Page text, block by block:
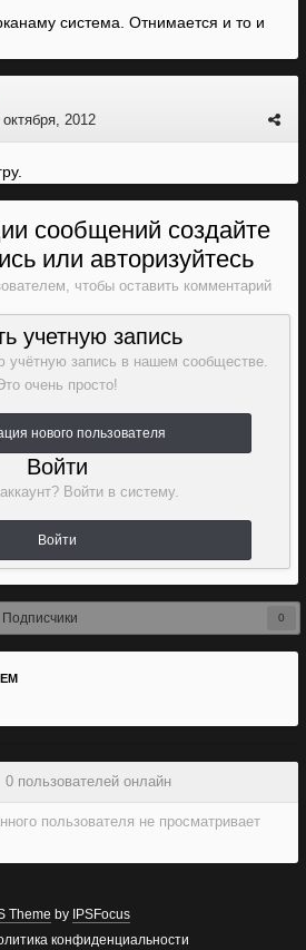
система. Отнимается и то и
октября, 2012
сообщений создайте
или авторизуйтесь
чтобы оставить комментарий
учетную запись
учётную запись в нашем сообществе.
очень просто!
нового пользователя
Войти
Войти в систему.
Войти
Подписчики 0
0 пользователей онлайн
пользователя не просматривает
Theme by IPSFocus
конфиденциальности